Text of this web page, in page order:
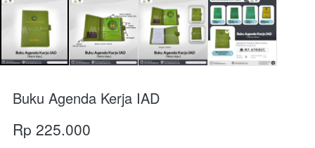
Buku Agenda Kerja IAD
Rp 225.000